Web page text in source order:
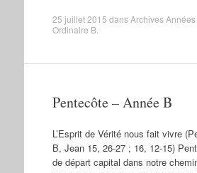
25 juillet 2015 dansArchives Années
Ordinaire B.
Pentecôte – Année B
L’Esprit de Vérité nous fait vivre
B, Jean 15, 26-27 ; 16, 12-15)
de départ capital dans notre